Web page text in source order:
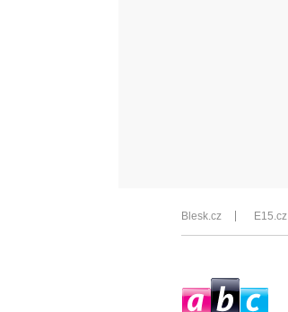
Blesk.cz E15.cz